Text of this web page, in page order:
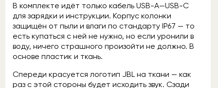
В комплекте идёт только кабель USB-A—USB-C
для зарядки и инструкции. Корпус колонки
защищён от пыли и влаги по стандарту IP67 — то
есть купаться с ней не нужно, но если уронили в
воду, ничего страшного произойти не должно. В
основе пластик и ткань.
Спереди красуется логотип JBL на ткани — как
раз с этой стороны будет исходить звук. Сзади